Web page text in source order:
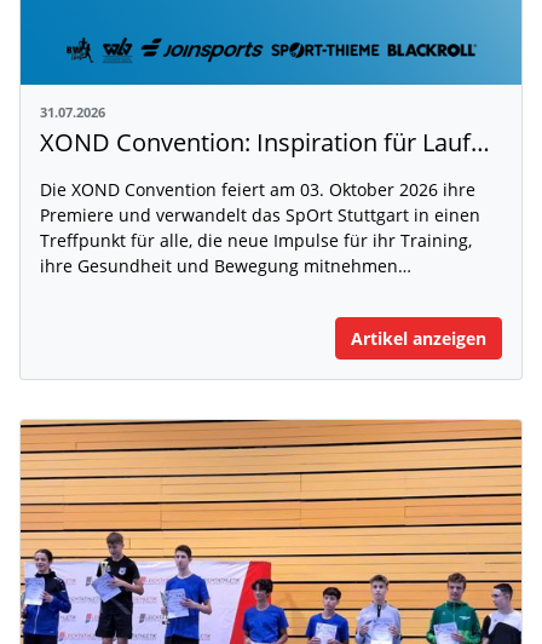
31.07.2026
XOND Convention: Inspiration für Laufen, Fitness und Gesundheit
Die XOND Convention feiert am 03. Oktober 2026 ihre
Premiere und verwandelt das SpOrt Stuttgart in einen
Treffpunkt für alle, die neue Impulse für ihr Training,
ihre Gesundheit und Bewegung mitnehmen…
Artikel anzeigen